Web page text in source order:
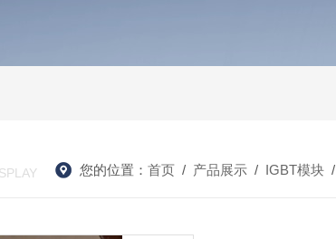
您的位置： 首页/ 产品展示/ IGBT模块/